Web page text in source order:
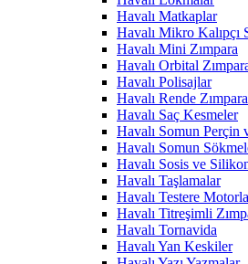
Havalı Matkaplar
Havalı Mikro Kalıpçı
Havalı Mini Zımpara
Havalı Orbital
Havalı Polisajlar
Havalı Rende
Havalı Saç Kesmeler
Havalı Somun Perçin
Havalı Somun
Havalı Sosis ve
Havalı Taşlamalar
Havalı Testere
Havalı Titreşimli
Havalı Tornavida
Havalı Yan Keskiler